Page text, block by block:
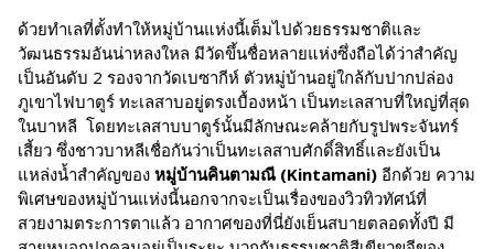
ด้วยทำเลที่ตั้งทำให้หมู่บ้านแห่งนี้เต็มไปด้วยธรรมชาติและ
วัฒนธรรมอันน่าหลงใหล มีวัดขึ้นชื่อหลายแห่งซึ่งถือได้ว่าสำคัญ
เป็นอันดับ 2 รองจากวัดเบซากีห์ ตัวหมู่บ้านอยู่ใกล้กับปากปล่อง
ภูเขาไฟบาตูร์ ทะเลสาบอยู่ตรงเบื้องหน้า เป็นทะเลสาบที่ใหญ่ที่สุด
ในบาหลี โดยทะเลสาบบาตูร์นั้นมีลักษณะคล้ายกับรูปพระจันทร์
เสี้ยว ซึ่งชาวบาหลีเชื่อกันว่าเป็นทะเลสาบศักดิ์สิทธิ์และยังเป็น
แหล่งน้ำสำคัญของ หมู่บ้านคินตามณี (Kintamani) อีกด้วย ความ
พิเศษของหมู่บ้านแห่งนี้นอกจากจะเป็นเรื่องของวิวทิวทัศน์ที่
สวยงามตระการตาแล้ว อากาศของที่นี่ยังเย็นสบายตลอดทั้งปี มี